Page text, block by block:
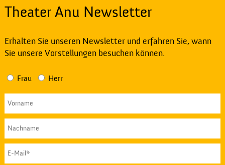
Theater Anu Newsletter
Erhalten Sie unseren Newsletter und erfahren Sie, wann
Sie unsere Vorstellungen besuchen können.
Frau Herr